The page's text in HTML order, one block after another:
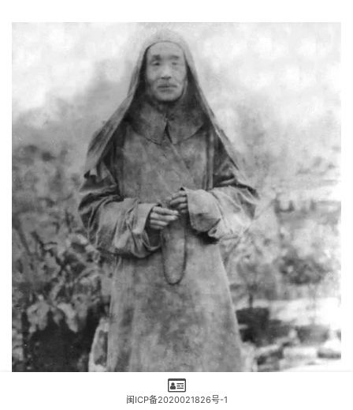
闽ICP备2020021826号-1